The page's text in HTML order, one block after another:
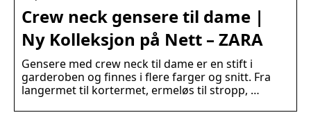
Crew neck gensere til dame |
Ny Kolleksjon på Nett – ZARA
Gensere med crew neck til dame er en stift i
garderoben og finnes i flere farger og snitt. Fra
langermet til kortermet, ermeløs til stropp, …